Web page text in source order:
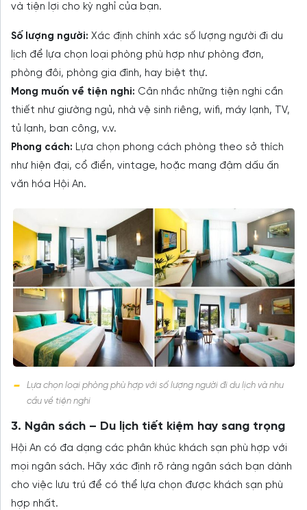
và tiện lợi cho kỳ nghỉ của bạn.
Số lượng người: Xác định chính xác số lượng người đi du
lịch để lựa chọn loại phòng phù hợp như phòng đơn,
phòng đôi, phòng gia đình, hay biệt thự.
Mong muốn về tiện nghi: Cân nhắc những tiện nghi cần
thiết như giường ngủ, nhà vệ sinh riêng, wifi, máy lạnh, TV,
tủ lạnh, ban công, v.v.
Phong cách: Lựa chọn phong cách phòng theo sở thích
như hiện đại, cổ điển, vintage, hoặc mang đậm dấu ấn
văn hóa Hội An.
Lựa chọn loại phòng phù hợp với số lượng người đi du lịch và nhu
cầu về tiện nghi
3. Ngân sách – Du lịch tiết kiệm hay sang trọng
Hội An có đa dạng các phân khúc khách sạn phù hợp với
mọi ngân sách. Hãy xác định rõ ràng ngân sách bạn dành
cho việc lưu trú để có thể lựa chọn được khách sạn phù
hợp nhất.